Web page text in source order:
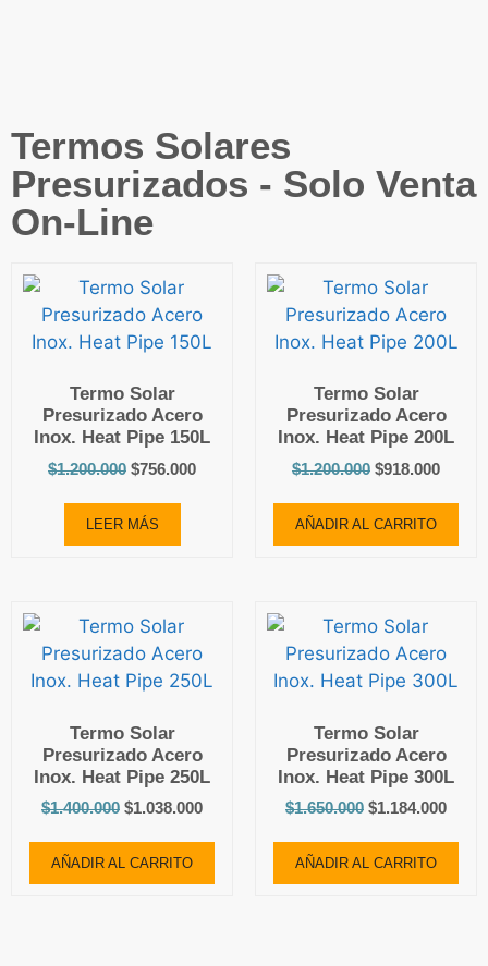
Termos Solares
Presurizados - Solo Venta
On-Line
Termo Solar
Presurizado Acero
Inox. Heat Pipe 150L
$1.200.000 $756.000
LEER MÁS
Termo Solar
Presurizado Acero
Inox. Heat Pipe 200L
$1.200.000 $918.000
AÑADIR AL CARRITO
Termo Solar
Presurizado Acero
Inox. Heat Pipe 250L
$1.400.000 $1.038.000
AÑADIR AL CARRITO
Termo Solar
Presurizado Acero
Inox. Heat Pipe 300L
$1.650.000 $1.184.000
AÑADIR AL CARRITO